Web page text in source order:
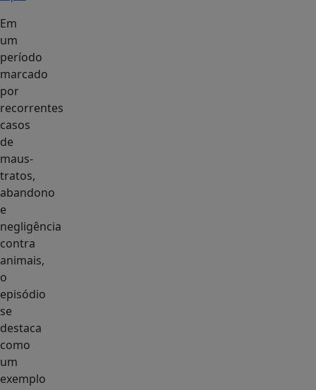
Em
um
período
marcado
por
recorrentes
casos
de
maus-
tratos,
abandono
e
negligência
contra
animais,
o
episódio
se
destaca
como
um
exemplo